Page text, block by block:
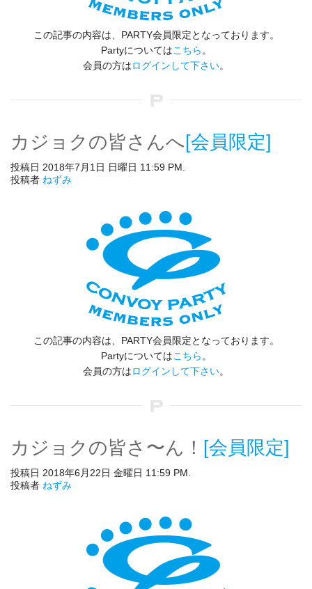
この記事の内容は、PARTY会員限定となっております。
Partyについてはこちら 。
会員の方はログインして下さい。
カジョクの皆さんへ[会員限定]
投稿日 2018年7月1日 日曜日 11:59 PM.
投稿者 ねずみ
この記事の内容は、PARTY会員限定となっております。
Partyについてはこちら 。
会員の方はログインして下さい。
カジョクの皆さ〜ん！ [会員限定]
投稿日 2018年6月22日 金曜日 11:59 PM.
投稿者 ねずみ